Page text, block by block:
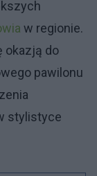
w regionie.
okazją do
pawilonu
stylistyce